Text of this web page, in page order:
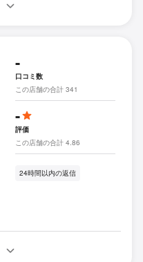
-
口コミ数
この店舗の合計 341
-
評価
この店舗の合計 4.86
24時間以内の返信